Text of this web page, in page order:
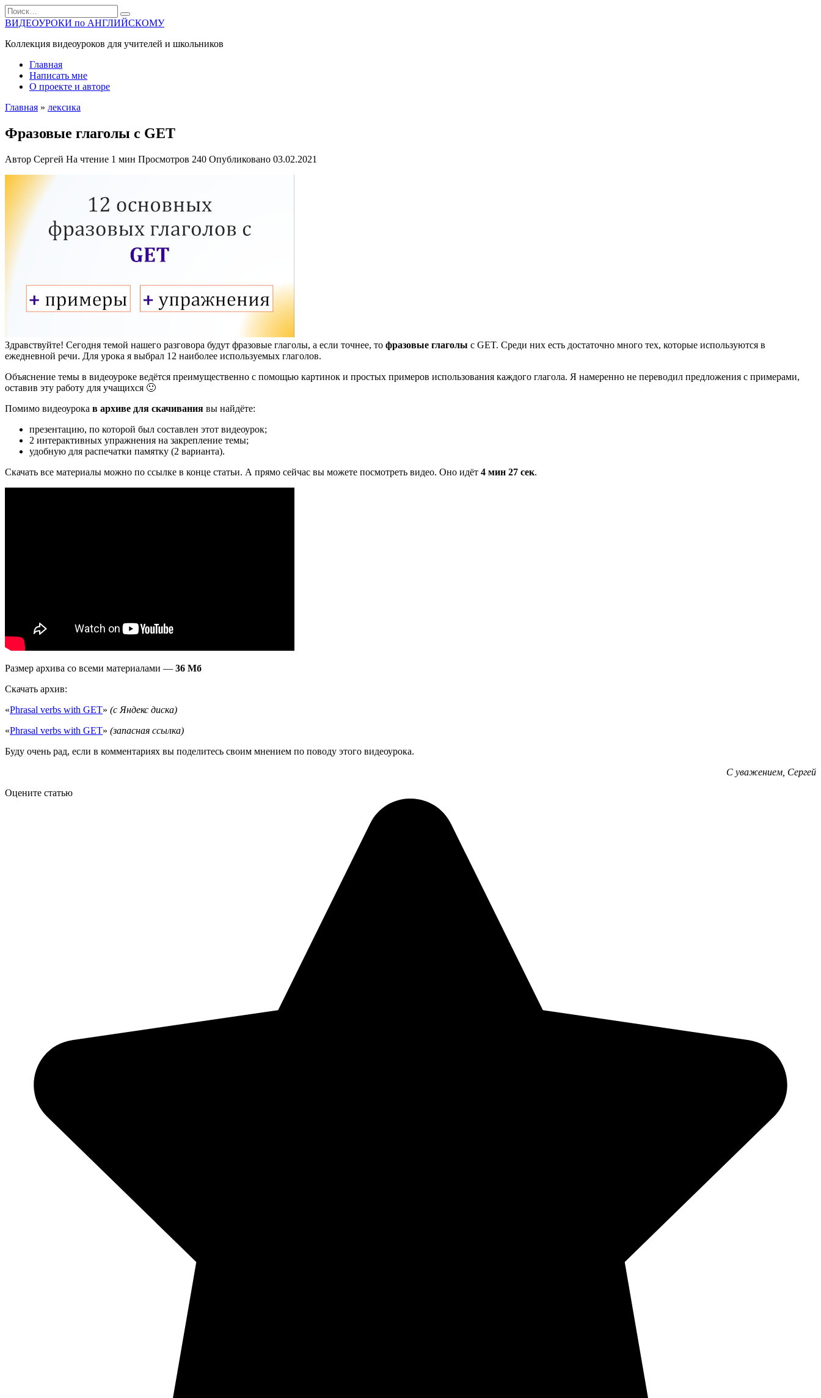
Перейти
к
содержанию
Search
for:
ВИДЕОУРОКИ по АНГЛИЙСКОМУ
Коллекция видеоуроков для учителей и школьников
Главная
Написать мне
О проекте и авторе
Главная » лексика
Фразовые глаголы с GET
Автор Сергей На чтение 1 мин Просмотров 240 Опубликовано 03.02.2021
Здравствуйте! Сегодня темой нашего разговора будут фразовые глаголы, а если точнее, то фразовые глаголы с GET. Среди них есть достаточно много тех, которые используются в
ежедневной речи. Для урока я выбрал 12 наиболее используемых глаголов.
Объяснение темы в видеоуроке ведётся преимущественно с помощью картинок и простых примеров использования каждого глагола. Я намеренно не переводил предложения с примерами,
оставив эту работу для учащихся 🙂
Помимо видеоурока в архиве для скачивания вы найдёте:
презентацию, по которой был составлен этот видеоурок;
2 интерактивных упражнения на закрепление темы;
удобную для распечатки памятку (2 варианта).
Скачать все материалы можно по ссылке в конце статьи. А прямо сейчас вы можете посмотреть видео. Оно идёт 4 мин 27 сек.
Размер архива со всеми материалами — 36 Мб
Скачать архив:
«Phrasal verbs with GET» (с Яндекс диска)
«Phrasal verbs with GET» (запасная ссылка)
Буду очень рад, если в комментариях вы поделитесь своим мнением по поводу этого видеоурока.
С уважением, Сергей
Оцените статью